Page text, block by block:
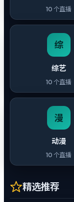
10 个直播
综
综艺
10 个直播
漫
动漫
10 个直播
精选推荐